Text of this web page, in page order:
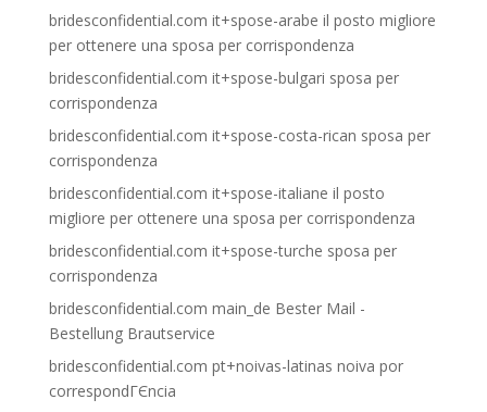
bridesconfidential.com it+spose-arabe il posto migliore
per ottenere una sposa per corrispondenza
bridesconfidential.com it+spose-bulgari sposa per
corrispondenza
bridesconfidential.com it+spose-costa-rican sposa per
corrispondenza
bridesconfidential.com it+spose-italiane il posto
migliore per ottenere una sposa per corrispondenza
bridesconfidential.com it+spose-turche sposa per
corrispondenza
bridesconfidential.com main_de Bester Mail -
Bestellung Brautservice
bridesconfidential.com pt+noivas-latinas noiva por
correspondГЄncia